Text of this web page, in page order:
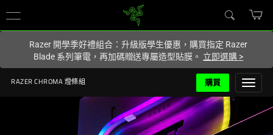
的網站.
Razer 開學季好禮組合：升級版學生優惠，購買指定 Razer
Blade 系列筆電，再加碼贈送專屬造型貼膜。 立即選購 >
RAZER CHROMA 燈條組 購買